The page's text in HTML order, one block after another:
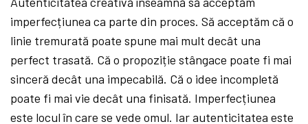
imperfecțiunea ca parte din proces. Să acceptăm că o
linie tremurată poate spune mai mult decât una
perfect trasată. Că o propoziție stângace poate fi mai
sinceră decât una impecabilă. Că o idee incompletă
poate fi mai vie decât una finisată. Imperfecțiunea
este locul în care se vede omul. Iar autenticitatea este